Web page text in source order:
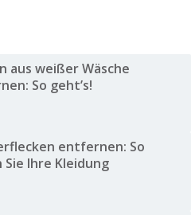
aus weißer Wäsche
So geht’s!
entfernen: So
Ihre Kleidung